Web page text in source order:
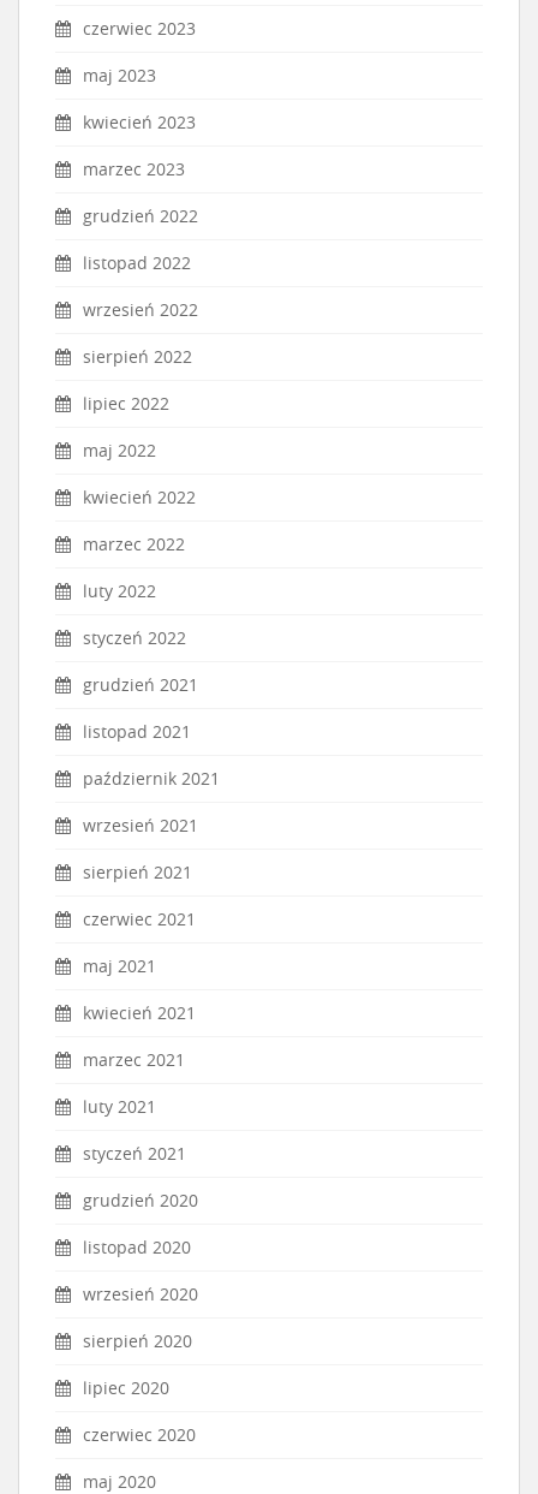
czerwiec 2023
maj 2023
kwiecień 2023
marzec 2023
grudzień 2022
listopad 2022
wrzesień 2022
sierpień 2022
lipiec 2022
maj 2022
kwiecień 2022
marzec 2022
luty 2022
styczeń 2022
grudzień 2021
listopad 2021
październik 2021
wrzesień 2021
sierpień 2021
czerwiec 2021
maj 2021
kwiecień 2021
marzec 2021
luty 2021
styczeń 2021
grudzień 2020
listopad 2020
wrzesień 2020
sierpień 2020
lipiec 2020
czerwiec 2020
maj 2020